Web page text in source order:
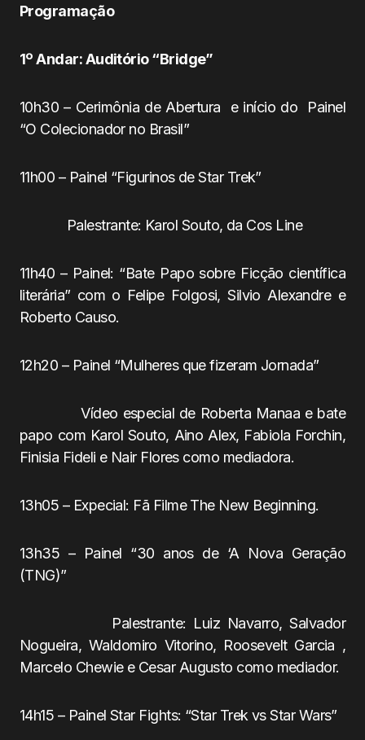
Programação
1º Andar: Auditório “Bridge”
10h30 – Cerimônia de Abertura e início do Painel
“O Colecionador no Brasil”
11h00 – Painel “Figurinos de Star Trek”
Palestrante: Karol Souto, da Cos Line
11h40 – Painel: “Bate Papo sobre Ficção científica
literária” com o Felipe Folgosi, Silvio Alexandre e
Roberto Causo.
12h20 – Painel “Mulheres que fizeram Jornada”
Vídeo especial de Roberta Manaa e bate
papo com Karol Souto, Aino Alex, Fabiola Forchin,
Finisia Fideli e Nair Flores como mediadora.
13h05 – Expecial: Fã Filme The New Beginning.
13h35 – Painel “30 anos de ‘A Nova Geração
(TNG)”
Palestrante: Luiz Navarro, Salvador
Nogueira, Waldomiro Vitorino, Roosevelt Garcia ,
Marcelo Chewie e Cesar Augusto como mediador.
14h15 – Painel Star Fights: “Star Trek vs Star Wars”